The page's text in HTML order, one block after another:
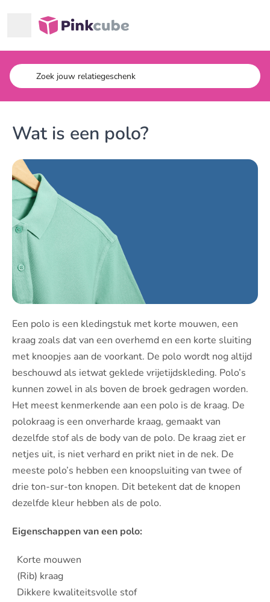
Pinkcube
Wat is een polo?
Een polo is een kledingstuk met korte mouwen, een
kraag zoals dat van een overhemd en een korte sluiting
met knoopjes aan de voorkant. De polo wordt nog altijd
beschouwd als ietwat geklede vrijetijdskleding. Polo’s
kunnen zowel in als boven de broek gedragen worden.
Het meest kenmerkende aan een polo is de kraag. De
polokraag is een onverharde kraag, gemaakt van
dezelfde stof als de body van de polo. De kraag ziet er
netjes uit, is niet verhard en prikt niet in de nek. De
meeste polo’s hebben een knoopsluiting van twee of
drie ton-sur-ton knopen. Dit betekent dat de knopen
dezelfde kleur hebben als de polo.
Eigenschappen van een polo:
Korte mouwen
(Rib) kraag
Dikkere kwaliteitsvolle stof